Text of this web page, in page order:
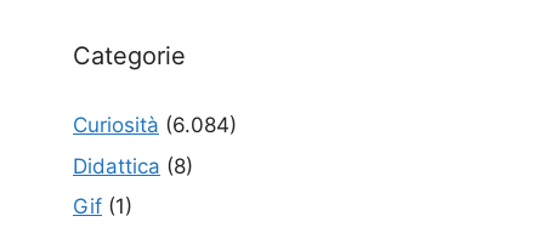
Categorie
Curiosità (6.084)
Didattica (8)
Gif (1)